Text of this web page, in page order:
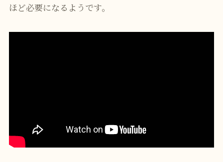
ほど必要になるようです。